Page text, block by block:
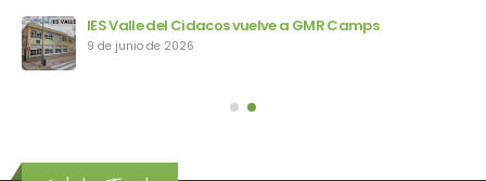
IES Valle del Cidacos vuelve a GMR Camps
9 de junio de 2026